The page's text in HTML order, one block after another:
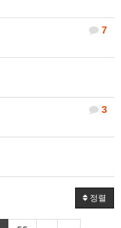
7
3
정렬